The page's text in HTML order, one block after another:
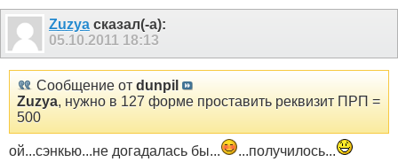
Zuzya сказал(-а):
05.10.2011 18:13
Сообщение от dunpil
Zuzya, нужно в 127 форме проставить реквизит ПРП =
500
ой...сэнкью...не догадалась бы... ...получилось...